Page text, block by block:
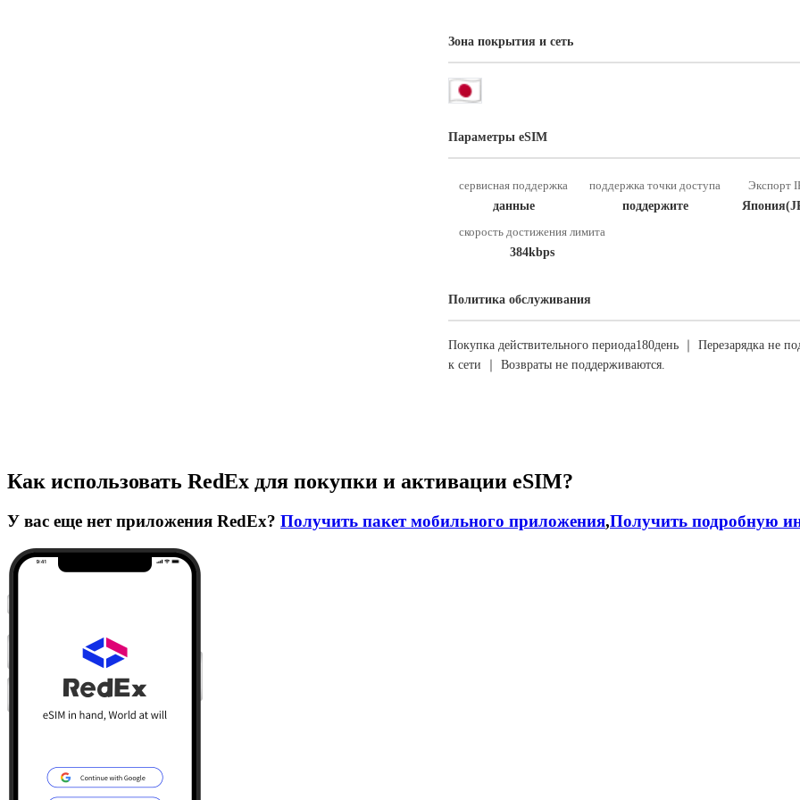
Зона покрытия и сеть
Параметры eSIM
сервисная поддержка
данные
поддержка точки доступа
поддержите
Экспорт
скорость достижения лимита
384kbps
Политика обслуживания
Покупка действительного периода180день ｜ Перезарядка не
к сети ｜ Возвраты не поддерживаются.
Как использовать RedEx для покупки и активации eSIM?
У вас еще нет приложения RedEx? Получить пакет мобильного приложения,Получить подробную